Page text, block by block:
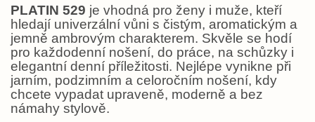
PLATIN 529 je vhodná pro ženy i muže, kteří
hledají univerzální vůni s čistým, aromatickým a
jemně ambrovým charakterem. Skvěle se hodí
pro každodenní nošení, do práce, na schůzky i
elegantní denní příležitosti. Nejlépe vynikne při
jarním, podzimním a celoročním nošení, kdy
chcete vypadat upraveně, moderně a bez
námahy stylově.